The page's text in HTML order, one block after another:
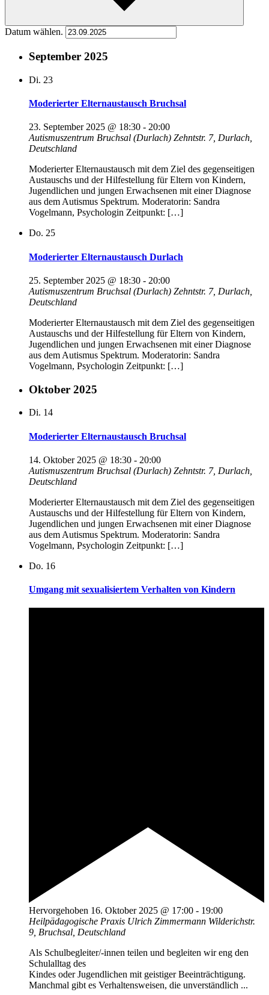
Datum wählen.
September 2025
Di. 23
Moderierter Elternaustausch Bruchsal
23. September 2025 @ 18:30 - 20:00
Autismuszentrum Bruchsal (Durlach) Zehntstr. 7, Durlach,
Deutschland
Moderierter Elternaustausch mit dem Ziel des gegenseitigen
Austauschs und der Hilfestellung für Eltern von Kindern,
Jugendlichen und jungen Erwachsenen mit einer Diagnose
aus dem Autismus Spektrum. Moderatorin: Sandra
Vogelmann, Psychologin Zeitpunkt: […]
Do. 25
Moderierter Elternaustausch Durlach
25. September 2025 @ 18:30 - 20:00
Autismuszentrum Bruchsal (Durlach) Zehntstr. 7, Durlach,
Deutschland
Moderierter Elternaustausch mit dem Ziel des gegenseitigen
Austauschs und der Hilfestellung für Eltern von Kindern,
Jugendlichen und jungen Erwachsenen mit einer Diagnose
aus dem Autismus Spektrum. Moderatorin: Sandra
Vogelmann, Psychologin Zeitpunkt: […]
Oktober 2025
Di. 14
Moderierter Elternaustausch Bruchsal
14. Oktober 2025 @ 18:30 - 20:00
Autismuszentrum Bruchsal (Durlach) Zehntstr. 7, Durlach,
Deutschland
Moderierter Elternaustausch mit dem Ziel des gegenseitigen
Austauschs und der Hilfestellung für Eltern von Kindern,
Jugendlichen und jungen Erwachsenen mit einer Diagnose
aus dem Autismus Spektrum. Moderatorin: Sandra
Vogelmann, Psychologin Zeitpunkt: […]
Do. 16
Umgang mit sexualisiertem Verhalten von Kindern
Hervorgehoben 16. Oktober 2025 @ 17:00 - 19:00
Heilpädagogische Praxis Ulrich Zimmermann Wilderichstr.
9, Bruchsal, Deutschland
Als Schulbegleiter/-innen teilen und begleiten wir eng den
Schulalltag des
Kindes oder Jugendlichen mit geistiger Beeinträchtigung.
Manchmal gibt es Verhaltensweisen, die unverständlich ...